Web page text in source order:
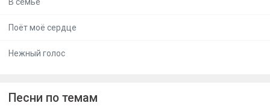
Поёт моё сердце
Нежный голос
Песни по темам